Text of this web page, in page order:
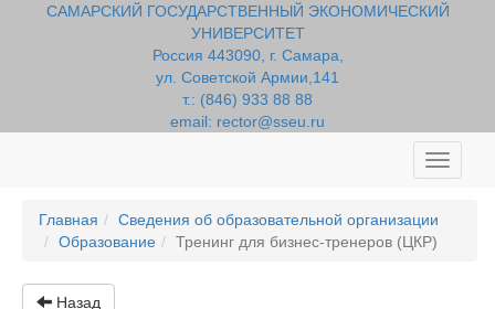
САМАРСКИЙ ГОСУДАРСТВЕННЫЙ ЭКОНОМИЧЕСКИЙ
УНИВЕРСИТЕТ
Россия 443090, г. Самара,
ул. Советской Армии,141
т.: (846) 933 88 88
email: rector@sseu.ru
Toggle
Главная
Сведения об образовательной организации
Образование
Тренинг для бизнес-тренеров (ЦКР)
Назад